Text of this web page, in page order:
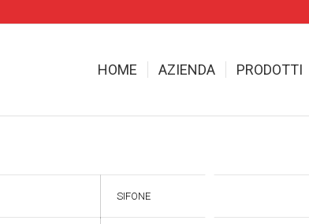
HOME AZIENDA PRODOTTI
SIFONE